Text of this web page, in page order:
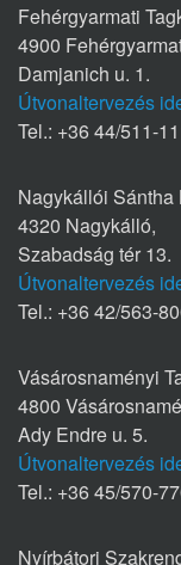
Fehérgyarmati
4900
Damjanich u. 1.
Útvonaltervezés
Tel.: +36 44/511-
Nagykállói Sántha
4320 Nagykálló,
Szabadság tér 13.
Útvonaltervezés
Tel.: +36 42/563-
Vásárosnaményi
4800
Ady Endre u. 5.
Útvonaltervezés
Tel.: +36 45/570-
Nyírbátori